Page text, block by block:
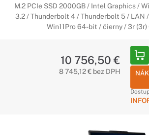
M.2 PCIe SSD 2000GB / Intel Graphics /
3.2 / Thunderbolt 4 / Thunderbolt 5 / LAN
Win11Pro 64-bit / čierny / 3r (3r)
10 756,50 €
8 745,12 € bez DPH